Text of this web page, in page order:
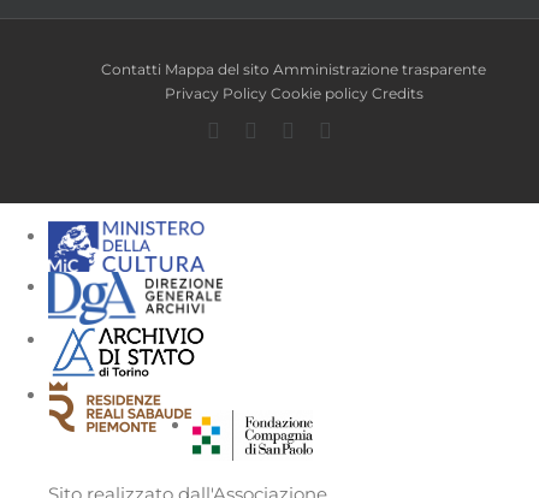
Contatti Mappa del sito Amministrazione trasparente
Privacy Policy Cookie policy Credits
Facebook
TwitterYouTube